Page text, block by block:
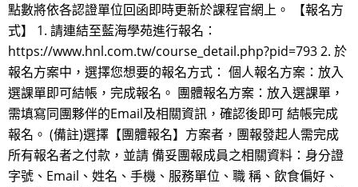
點數將依各認證單位回函即時更新於課程官網上。 【報名方
式】 1. 請連結至藍海學苑進行報名：
https://www.hnl.com.tw/course_detail.php?pid=793 2. 於
報名方案中，選擇您想要的報名方式： 個人報名方案：放入
選課單即可結帳，完成報名。 團體報名方案：放入選課單，
需填寫同團夥伴的Email及相關資訊，確認後即可 結帳完成
報名。 (備註)選擇【團體報名】方案者，團報發起人需完成
所有報名者之付款，並請 備妥團報成員之相關資料：身分證
字號、Email、姓名、手機、服務單位、職 稱、飲食偏好、